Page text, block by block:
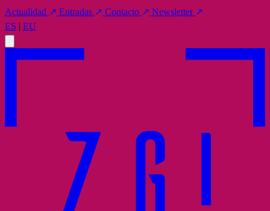
Actualidad ↗ Entradas ↗ Contacto ↗ Newsletter ↗
ES | EU